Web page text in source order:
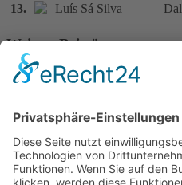
13.
Luís Sá Silva
Weitere Beiträge …
Punktestand 2013 FIA
Punktestand 2013 ATS
1
2